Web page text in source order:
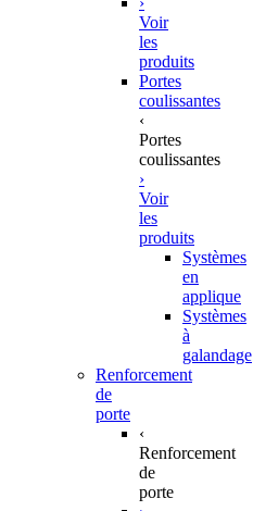
Voir
les
produits
Portes
coulissantes
‹
Portes
coulissantes
›
Voir
les
produits
Systèmes
en
applique
Systèmes
à
galandage
Renforcement
de
porte
‹
Renforcement
de
porte